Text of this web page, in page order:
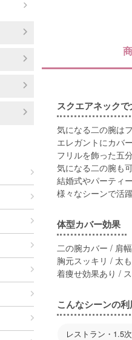
スクエアネック
気になる二の腕は
エレガントにカバ
フリルを飾った五
気になる二の腕も
結婚式やパーティ
様々なシーンで活
体型カバー効果
二の腕カバー / 肩
胸元スッキリ / 太
着痩せ効果あり /
こんなシーンの利
レストラン・1.5